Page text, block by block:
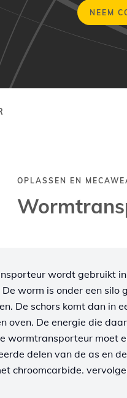
NEEM
OPLASSEN EN
wordt gebruikt
worm is onder een
De schors komt dan in
oven. De energie die
wormtransporteur moet
delen van de as en
chroomcarbide.